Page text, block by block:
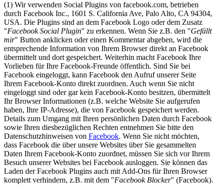
(1) Wir verwenden Social Plugins von facebook.com, betrieben
durch Facebook Inc., 1601 S. California Ave, Palo Alto, CA 94304,
USA. Die Plugins sind an dem Facebook Logo oder dem Zusatz
"Facebook Social Plugin" zu erkennen. Wenn Sie z.B. den "Gefällt
mir" Button anklicken oder einen Kommentar abgeben, wird die
entsprechende Information von Ihrem Browser direkt an Facebook
übermittelt und dort gespeichert. Weiterhin macht Facebook Ihre
Vorlieben für Ihre Facebook-Freunde öffentlich. Sind Sie bei
Facebook eingeloggt, kann Facebook den Aufruf unserer Seite
Ihrem Facebook-Konto direkt zuordnen. Auch wenn Sie nicht
eingeloggt sind oder gar kein Facebook-Konto besitzen, übermittelt
Ihr Browser Informationen (z.B. welche Website Sie aufgerufen
haben, Ihre IP-Adresse), die von Facebook gespeichert werden.
Details zum Umgang mit Ihren persönlichen Daten durch Facebook
sowie Ihren diesbezüglichen Rechten entnehmen Sie bitte den
Datenschutzhinweisen von Facebook. Wenn Sie nicht möchten,
dass Facebook die über unsere Websites über Sie gesammelten
Daten Ihrem Facebook-Konto zuordnet, müssen Sie sich vor Ihrem
Besuch unserer Websites bei Facebook ausloggen. Sie können das
Laden der Facebook Plugins auch mit Add-Ons für Ihren Browser
komplett verhindern, z.B. mit dem "Facebook Blocker" (Facebook).